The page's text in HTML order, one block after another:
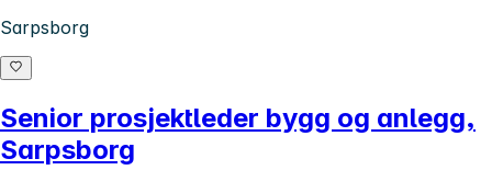
Sarpsborg
Senior prosjektleder bygg og anlegg,
Sarpsborg